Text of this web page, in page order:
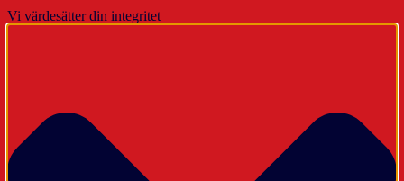
Vi värdesätter din integritet